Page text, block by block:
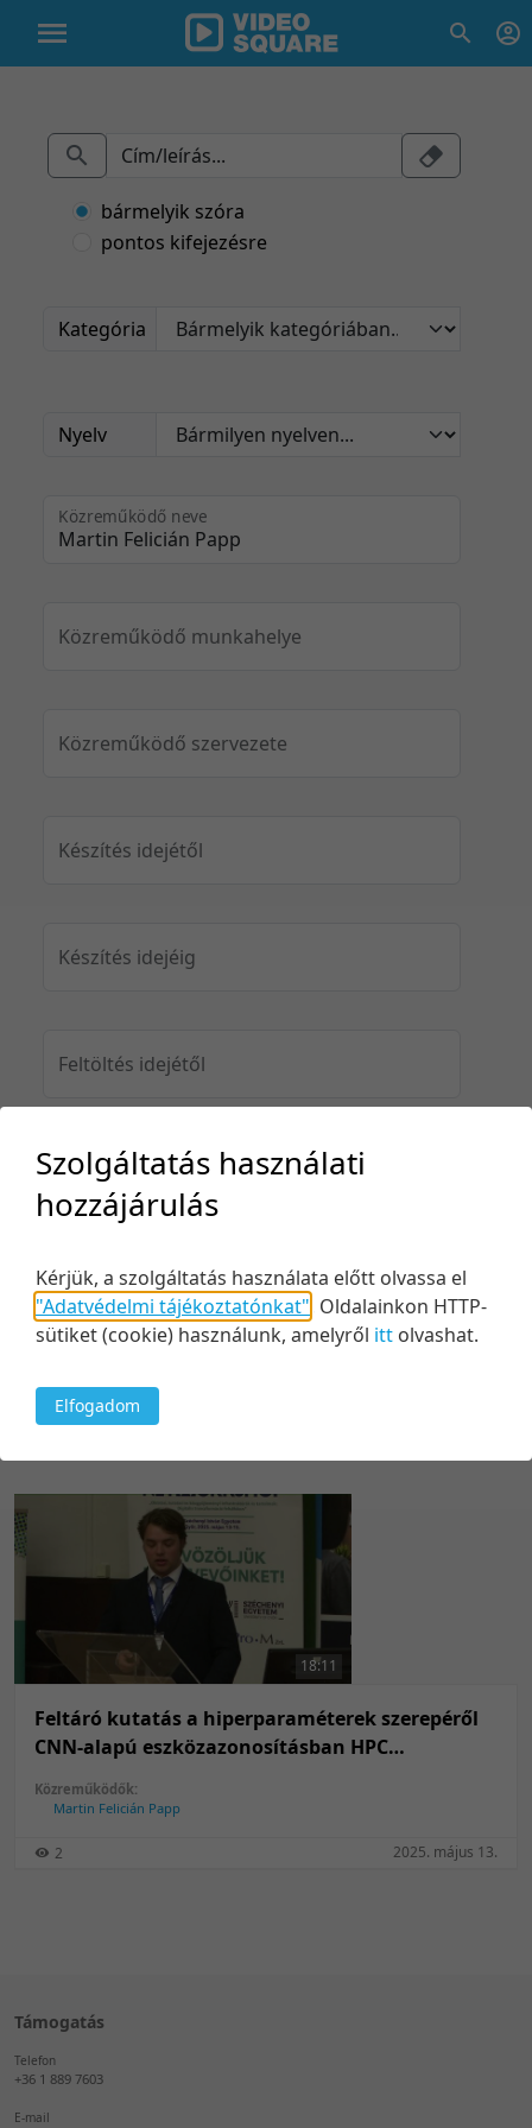
bármelyik szóra
pontos kifejezésre
Kategória
Nyelv
Közreműködő neve
Közreműködő munkahelye
Közreműködő szervezete
Készítés idejétől
Készítés idejéig
Feltöltés idejétől
Feltöltés idejéig
Keresés
Relevancia szerint
Kezdés/felvétel dátuma szerint
Kezdés/felvétel dátuma szerint
Feltöltés dátuma szerint
Feltöltés dátuma szerint
Utolsó módosítás szerint
Utolsó módosítás szerint
5 tétel/oldal
10 tétel/oldal
20 tétel/oldal
50 tétel/oldal
100 tétel/oldal
18:11
Feltáró kutatás a hiperparaméterek szerepéről
CNN-alapú eszközazonosításban HPC
Közreműködők:
Martin Felicián Papp
2 2025. május 13.
Támogatás
Telefon
+36 1 889 7603
E-mail
Szolgáltatás használati
hozzájárulás
Kérjük, a szolgáltatás használata előtt olvassa el
"Adatvédelmi tájékoztatónkat" Oldalainkon HTTP-
sütiket (cookie) használunk, amelyről itt olvashat.
Elfogadom